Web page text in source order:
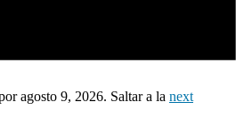
agosto 9, 2026. Saltar a la next